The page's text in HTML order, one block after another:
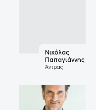
Νικόλας
Παπαγιάννης
Άντρας